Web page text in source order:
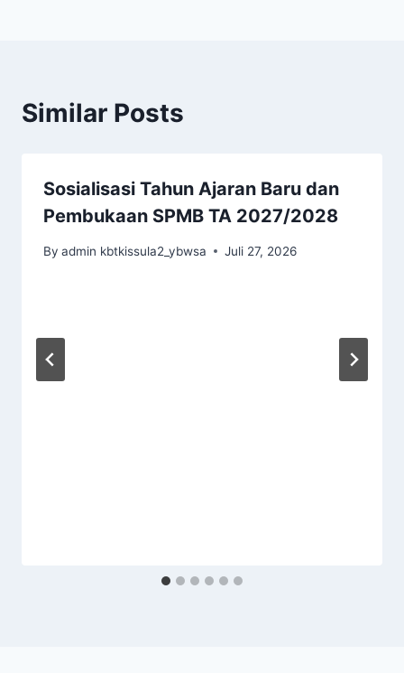
Similar Posts
Sosialisasi Tahun Ajaran Baru dan
Pembukaan SPMB TA 2027/2028
By admin kbtkissula2_ybwsa Juli 27, 2026